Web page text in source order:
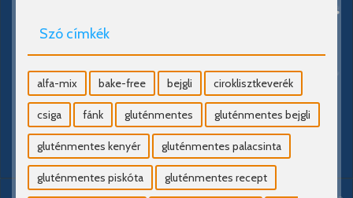
Szó címkék
alfa-mix bake-free bejgli ciroklisztkeverék
csiga fánk gluténmentes gluténmentes bejgli
gluténmentes kenyér gluténmentes palacsinta
gluténmentes piskóta gluténmentes recept